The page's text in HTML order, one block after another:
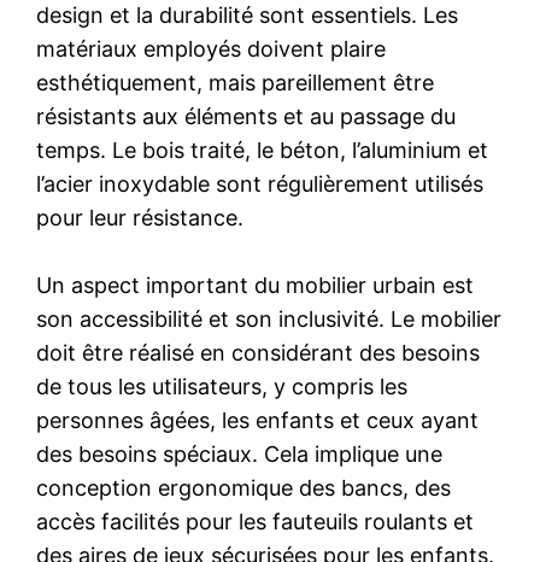
design et la durabilité sont essentiels. Les
matériaux employés doivent plaire
esthétiquement, mais pareillement être
résistants aux éléments et au passage du
temps. Le bois traité, le béton, l’aluminium et
l’acier inoxydable sont régulièrement utilisés
pour leur résistance.
Un aspect important du mobilier urbain est
son accessibilité et son inclusivité. Le mobilier
doit être réalisé en considérant des besoins
de tous les utilisateurs, y compris les
personnes âgées, les enfants et ceux ayant
des besoins spéciaux. Cela implique une
conception ergonomique des bancs, des
accès facilités pour les fauteuils roulants et
des aires de jeux sécurisées pour les enfants.